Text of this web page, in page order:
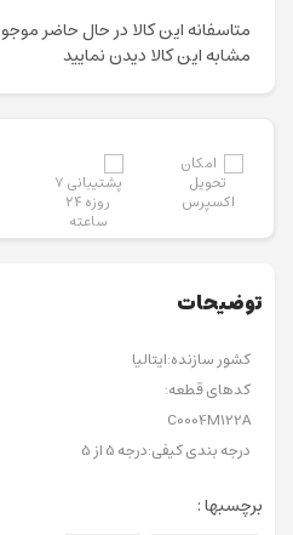
متاسفانه این کالا در حال حاضر
مشابه این کالا دیدن نمایید
توضیحات
کشور سازنده:ایتالیا
کدهای قطعه:
C0004M122A
درجه بندی کیفی:درجه 5 از 5
برچسبها :